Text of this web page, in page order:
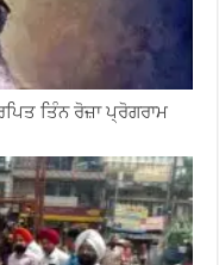
ਤਿੰਨ ਰੋਜ਼ਾ ਪ੍ਰੋਗਰਾਮ